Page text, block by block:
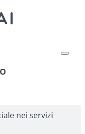
nei servizi